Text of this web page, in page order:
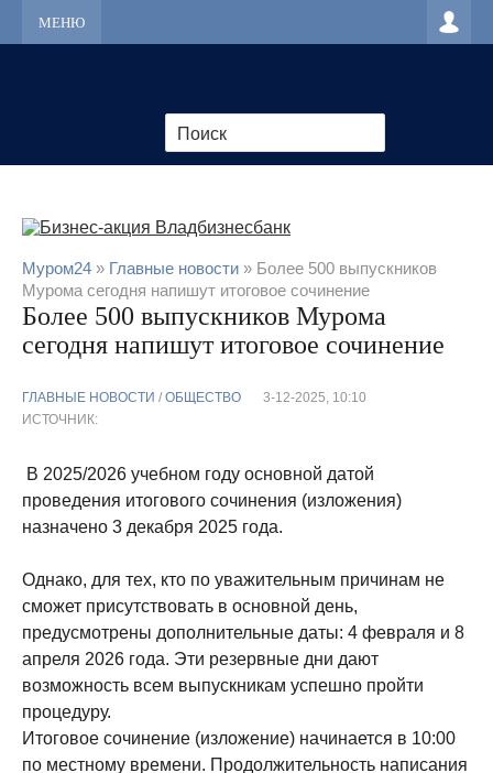
МЕНЮ
Муром24 » Главные новости » Более 500 выпускников
Мурома сегодня напишут итоговое сочинение
Более 500 выпускников Мурома
сегодня напишут итоговое сочинение
ГЛАВНЫЕ НОВОСТИ / ОБЩЕСТВО
3-12-2025, 10:10
ИСТОЧНИК:
В 2025/2026 учебном году основной датой
проведения итогового сочинения (изложения)
назначено 3 декабря 2025 года.
Однако, для тех, кто по уважительным причинам не
сможет присутствовать в основной день,
предусмотрены дополнительные даты: 4 февраля и 8
апреля 2026 года. Эти резервные дни дают
возможность всем выпускникам успешно пройти
процедуру.
Итоговое сочинение (изложение) начинается в 10:00
по местному времени. Продолжительность написания